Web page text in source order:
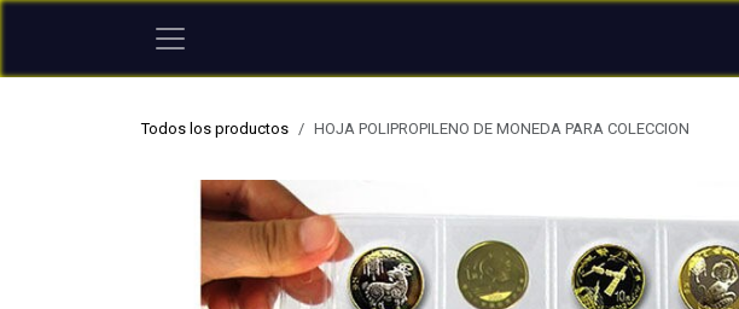
Ir al contenido
Todos los productos HOJA POLIPROPILENO DE MONEDA PARA COLECCION